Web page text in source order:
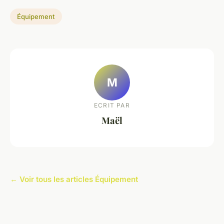
Équipement
M
ECRIT PAR
Maël
← Voir tous les articles Équipement